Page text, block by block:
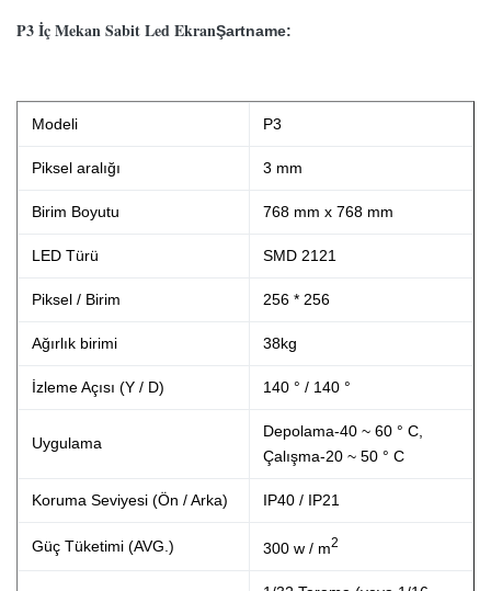
P3 İç Mekan Sabit Led EkranŞartname:
Modeli P3
Piksel aralığı 3 mm
Birim Boyutu 768 mm x 768 mm
LED Türü SMD 2121
Piksel / Birim 256 * 256
Ağırlık birimi 38kg
İzleme Açısı (Y / D) 140 ° / 140 °
Uygulama
Depolama-40 ~ 60 ° C,
Çalışma-20 ~ 50 ° C
Koruma Seviyesi (Ön / Arka) IP40 / IP21
Güç Tüketimi (AVG.) 300 w / m2